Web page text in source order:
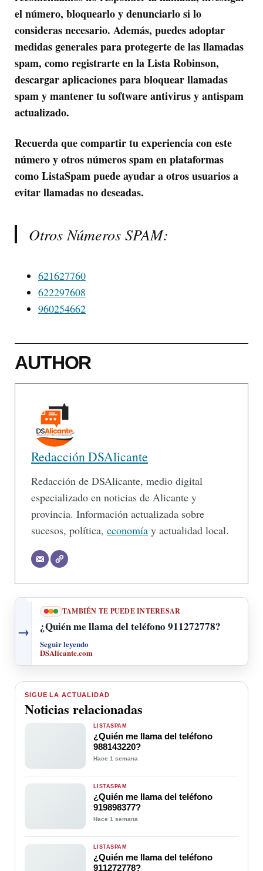
el número, bloquearlo y denunciarlo si lo
consideras necesario. Además, puedes adoptar
medidas generales para protegerte de las llamadas
spam, como registrarte en la Lista Robinson,
descargar aplicaciones para bloquear llamadas
spam y mantener tu software antivirus y antispam
actualizado.
Recuerda que compartir tu experiencia con este
número y otros números spam en plataformas
como ListaSpam puede ayudar a otros usuarios a
evitar llamadas no deseadas.
Otros Números SPAM:
621627760
622297608
960254662
AUTHOR
Redacción DSAlicante
Redacción de DSAlicante, medio digital
especializado en noticias de Alicante y
provincia. Información actualizada sobre
sucesos, política, economía y actualidad local.
→
TAMBIÉN TE PUEDE INTERESAR
¿Quién me llama del teléfono 911272778?
Seguir leyendo
DSAlicante.com
SIGUE LA ACTUALIDAD
Noticias relacionadas
LISTASPAM
¿Quién me llama del teléfono
988143220?
Hace 1 semana
LISTASPAM
¿Quién me llama del teléfono
919898377?
Hace 1 semana
LISTASPAM
¿Quién me llama del teléfono
911272778?